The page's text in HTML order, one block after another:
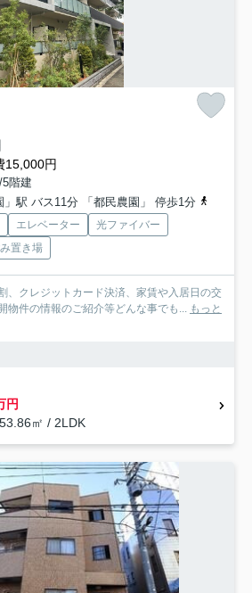
15,000円
階建
駅 バス11分 「都民農園」 停歩1分
エレベーター
光ファイバー
置き場
、クレジットカード決済、家賃や入居日の交
物件の情報のご紹介等どんな事でも...
もっと
円
㎡ / 2LDK